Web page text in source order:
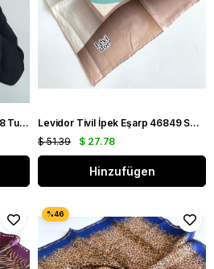
Levidor Tivil İpek Eşarp 46848 Turuncu - Kahverengi Karışık Desen
Levidor Tivil İpek Eşarp 46849 Somon Rengi Karışık Desen
$ 27.78
$ 51.39
Hinzufügen